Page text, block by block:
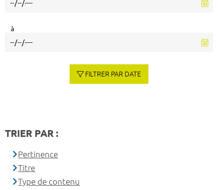
à
FILTRER PAR DATE
TRIER PAR :
Pertinence
Titre
Type de contenu